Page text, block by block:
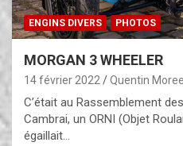
ENGINS DIVERS PHOTOS
MORGAN 3 WHEELER
14 février 2022 Quentin
C’était au Rassemblement
Cambrai, un ORNI (Objet
égaillait…